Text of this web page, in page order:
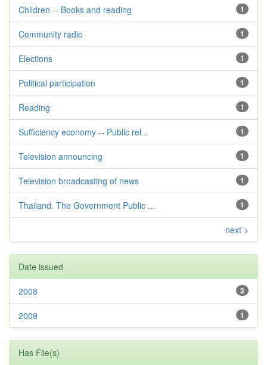
1
Children -- Books and reading
1
Community radio
1
Elections
1
Political participation
1
Reading
1
Sufficiency economy -- Public rel...
1
Television announcing
1
Television broadcasting of news
1
Thailand. The Government Public ...
next >
Date issued
3
2008
1
2009
Has File(s)